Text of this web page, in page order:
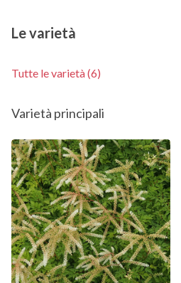
Le varietà
Tutte le varietà (6)
Varietà principali